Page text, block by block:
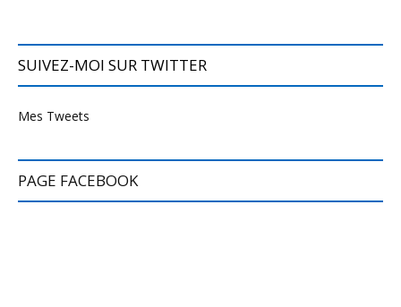
SUIVEZ-MOI SUR TWITTER
Mes Tweets
PAGE FACEBOOK